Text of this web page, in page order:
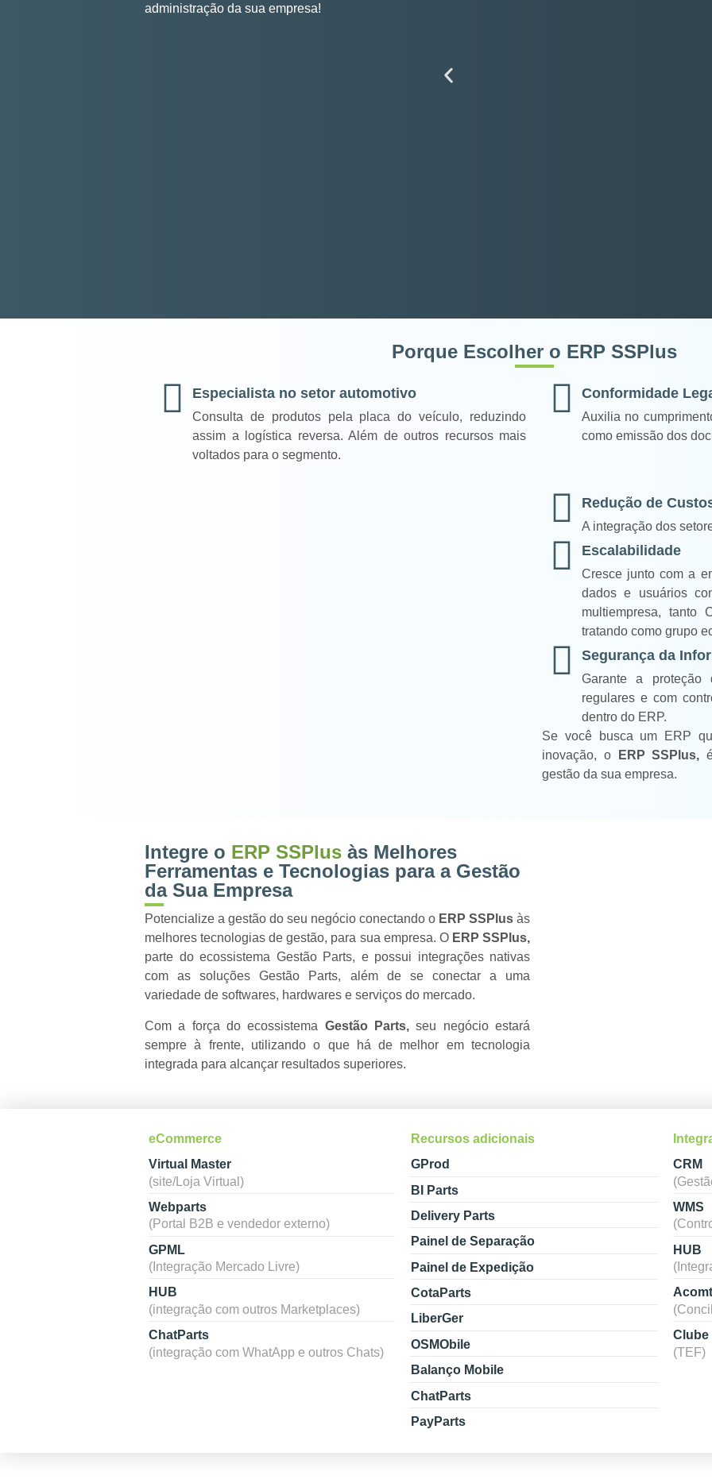
administração da sua empresa!
Porque Escolher o ERP SSPlus
Especialista no setor automotivo
Consulta de produtos pela placa do veículo, reduzindo
assim a logística reversa. Além de outros recursos mais
voltados para o segmento.
Conformidade
Auxilia no
como emissão dos
Redução de
A integração dos
Escalabilidade
Cresce junto com a
dados e usuários
multiempresa, tanto
tratando como grupo
Segurança da
Garante a proteção
regulares e com
dentro do ERP.
Se você busca um ERP
inovação, o
ERP SSPlus,
gestão da sua empresa.
Integre o ERP SSPlus às Melhores
Ferramentas e Tecnologias para a Gestão
da Sua Empresa
Potencialize a gestão do seu negócio conectando o ERP SSPlus às
melhores tecnologias de gestão, para sua empresa. O ERP SSPlus,
parte do ecossistema Gestão Parts, e possui integrações nativas
com as soluções Gestão Parts, além de se conectar a uma
variedade de softwares, hardwares e serviços do mercado.
Com a força do ecossistema Gestão Parts, seu negócio estará
sempre à frente, utilizando o que há de melhor em tecnologia
integrada para alcançar resultados superiores.
eCommerce
Virtual Master
(site/Loja Virtual)
Webparts
(Portal B2B e vendedor externo)
GPML
(Integração Mercado Livre)
HUB
(integração com outros Marketplaces)
ChatParts
(integração com WhatApp e outros Chats)
Recursos adicionais
GProd
BI Parts
Delivery Parts
Painel de Separação
Painel de Expedição
CotaParts
LiberGer
OSMObile
Balanço Mobile
ChatParts
PayParts
CRM
WMS
HUB
Clube
(TEF)